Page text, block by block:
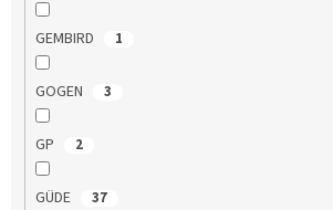
GEMBIRD 1
GOGEN 3
GP 2
GÜDE 37